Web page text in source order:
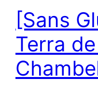
[Sans
Terra